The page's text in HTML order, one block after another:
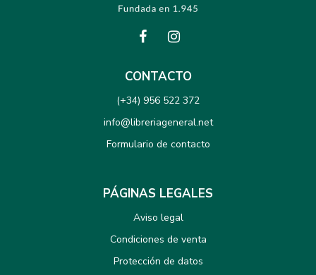
CONTACTO
(+34) 956 522 372
info@libreriageneral.net
Formulario de contacto
PÁGINAS LEGALES
Aviso legal
Condiciones de venta
Protección de datos